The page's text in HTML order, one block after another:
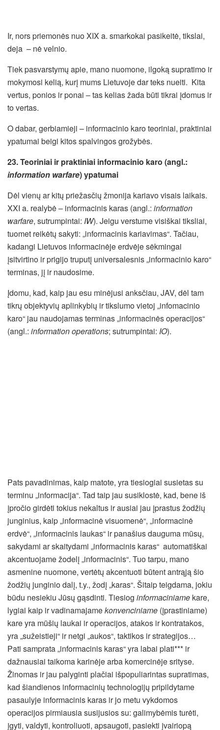
Ir, nors priemonės nuo XIX a. smarkokai pasikeitė, tikslai,
deja – nė velnio.
Tiek pasvarstymų apie, mano nuomone, ilgoką supratimo ir
mokymosi kelią, kurį mums Lietuvoje dar teks nueiti. Kita
vertus, ponios ir ponai – tas kelias žada būti tikrai įdomus ir
to vertas.
O dabar, gerbiamieji – informacinio karo teoriniai, praktiniai
ypatumai beigi kitos spalvingos grožybės.
23. Teoriniai ir praktiniai informacinio karo (angl.:
information warfare) ypatumai
Dėl vienų ar kitų priežasčių žmonija kariavo visais laikais.
XXI a. realybė – informacinis karas (angl.: information
warfare, sutrumpintai: IW). Jeigu verstume visiškai tiksliai,
tuomet reikėtų sakyti: „informacinis kariavimas“. Tačiau,
kadangi Lietuvos informacinėje erdvėje sėkmingai
įsitvirtino ir prigijo truputį universalesnis „informacinio karo“
terminas, jį ir naudosime.
Įdomu, kad, kaip jau esu minėjusi anksčiau, JAV, dėl tam
tikrų objektyvių aplinkybių ir tikslumo vietoj „infomacinio
karo“ jau naudojamas terminas „informacinės operacijos“
(angl.: information operations; sutrumpintai: IO).
Pats pavadinimas, kaip matote, yra tiesiogiai susietas su
terminu „informacija“. Tad taip jau susiklostė, kad, bene iš
įpročio girdėti tokius nekaltus ir ausiai jau įprastus žodžių
junginius, kaip „informacinė visuomenė“, „informacinė
erdvė“, „informacinis laukas“ ir panašius dauguma mūsų,
sakydami ar skaitydami „informacinis karas“ automatiškai
akcentuojame žodelį „informacinis“. Tuo tarpu, mano
asmenine nuomone, vertėtų akcentuoti būtent antrąją šio
žodžių junginio dalį, t.y., žodį „karas“. Šitaip teigdama, jokiu
būdu nesiekiu Jūsų gąsdinti. Tiesiog informaciniame kare,
lygiai kaip ir vadinamajamekonvenciniame (įprastiniame)
kare yra mūšių laukai ir operacijos, atakos ir kontratakos,
yra „sužeistieji“ ir netgi „aukos“, taktikos ir strategijos…
Pati samprata „informacinis karas“ yra labai plati*** ir
dažnausiai taikoma karinėje arba komercinėje srityse.
Žinomas ir jau palyginti plačiai išpopuliarintas supratimas,
kad šiandienos informacinių technologijų pripildytame
pasaulyje informacinis karas ir jo metu vykdomos
operacijos pirmiausia susijusios su: galimybėmis turėti,
įgyti, valdyti, kontroliuoti, apsaugoti, pasiekti įvairiopą